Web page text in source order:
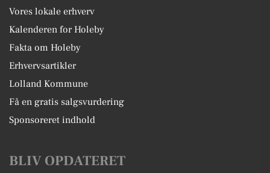
Vores lokale erhverv
Kalenderen for Holeby
Fakta om Holeby
Erhvervsartikler
Lolland Kommune
Få en gratis salgsvurdering
Sponsoreret indhold
BLIV OPDATERET